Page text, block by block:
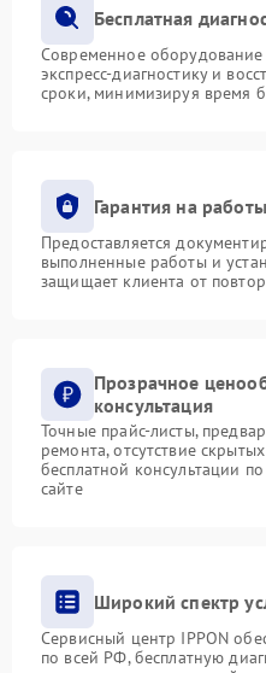
Бесплатная
Современное
экспресс-диагностику и
сроки, минимизируя время
Гарантия на
Предоставляется
выполненные работы и
защищает клиента от
Прозрачное
консультация
Точные прайс-листы,
ремонта, отсутствие
бесплатной консультации
сайте
Широкий спектр
Сервисный центр IPPON
по всей РФ, бесплатную